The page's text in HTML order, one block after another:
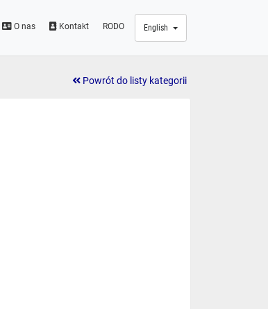
O nas Kontakt RODO English
Powrót do listy kategorii